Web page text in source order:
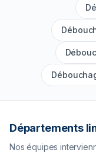
Départements
Nos équipes